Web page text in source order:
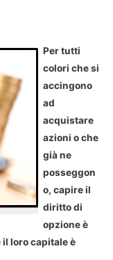
Per tutti
colori che si
accingono
ad
acquistare
azioni o che
già ne
posseggon
o, capire il
diritto di
opzione è
loro capitale è